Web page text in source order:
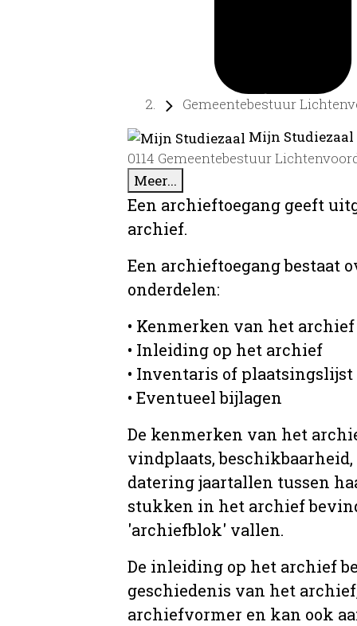
Gemeentebestuur
Mijn
0114 Gemeentebestuur
Meer...
Een archieftoegang geeft
archief.
Een archieftoegang bestaat
onderdelen:
• Kenmerken van het archief
• Inleiding op het archief
• Inventaris of plaatsingslijst
• Eventueel bijlagen
De kenmerken van het
vindplaats,
datering jaartallen tussen
stukken in het archief
'archiefblok' vallen.
De inleiding op het archief
geschiedenis van het
archiefvormer en kan ook